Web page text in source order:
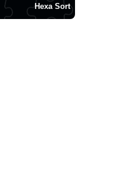
Hexa Sort